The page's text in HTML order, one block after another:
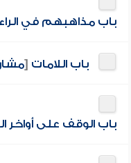
باب مذاهبهم في
باب اللامات [
باب الوقف على أواخر